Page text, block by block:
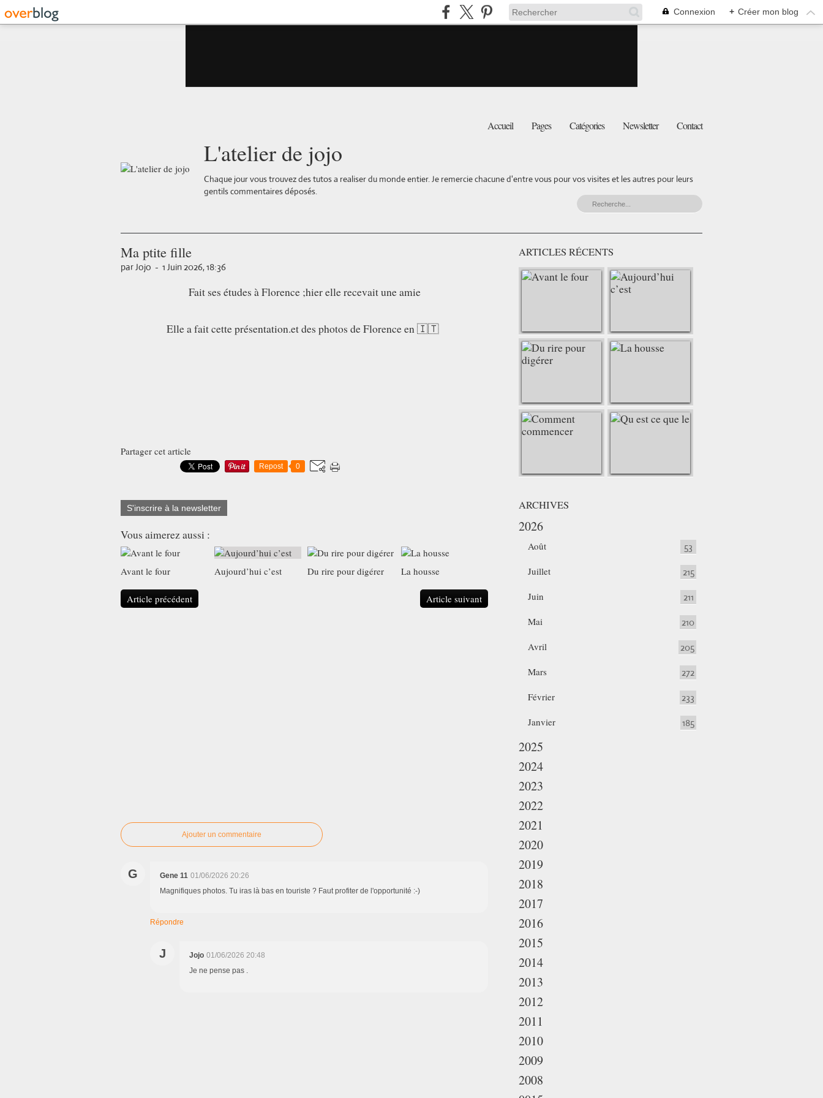
Connexion + Créer mon blog
Accueil Pages Catégories Newsletter Contact
L'atelier de jojo
Chaque jour vous trouvez des tutos a realiser du monde entier. Je remercie chacune d'entre vous pour vos visites et les autres pour leurs
gentils commentaires déposés.
Ma ptite fille
par Jojo - 1 Juin 2026, 18:36
Fait ses études à Florence ;hier elle recevait une amie
Elle a fait cette présentation.et des photos de Florence en 🇮🇹
Partager cet article
Repost 0
S'inscrire à la newsletter
Vous aimerez aussi :
Avant le four Aujourd’hui c’est Du rire pour digérer La housse
Article précédent Article suivant
Ajouter un commentaire
G Gene 11 01/06/2026 20:26
Magnifiques photos. Tu iras là bas en touriste ? Faut profiter de l'opportunité :-)
Répondre
J Jojo 01/06/2026 20:48
Je ne pense pas .
ARTICLES RÉCENTS
ARCHIVES
2026
Août 53
Juillet 215
Juin 211
Mai 210
Avril 205
Mars 272
Février 233
Janvier 185
2025
2024
2023
2022
2021
2020
2019
2018
2017
2016
2015
2014
2013
2012
2011
2010
2009
2008